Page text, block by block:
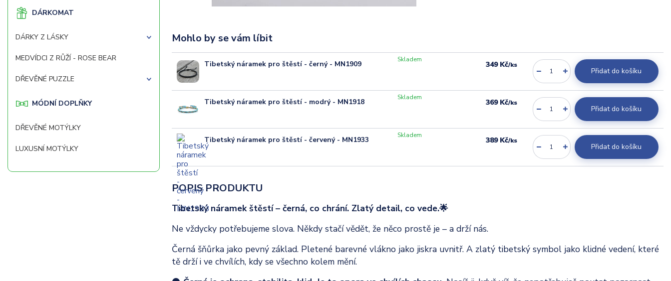
DÁRKOMAT
DÁRKY Z LÁSKY
MEDVÍDCI Z RŮŽÍ - ROSE BEAR
DŘEVĚNÉ PUZZLE
MÓDNÍ DOPLŇKY
DŘEVĚNÉ MOTÝLKY
LUXUSNÍ MOTÝLKY
Mohlo by se vám líbit
Tibetský náramek pro štěstí - černý - MN1909 349 Kč/ks
Skladem
Přidat do košíku
Tibetský náramek pro štěstí - modrý - MN1918 369 Kč/ks
Skladem
Přidat do košíku
Tibetský náramek pro štěstí - červený - MN1933 389 Kč/ks
Skladem
Přidat do košíku
POPIS PRODUKTU
Tibetský náramek štěstí – černá, co chrání. Zlatý detail, co vede.🌟
Ne vždycky potřebujeme slova. Někdy stačí vědět, že něco prostě je – a drží nás.
Černá šňůrka jako pevný základ. Pletené barevné vlákno jako jiskra uvnitř. A zlatý tibetský symbol jako klidné vedení, které
tě drží i ve chvílích, kdy se všechno kolem mění.